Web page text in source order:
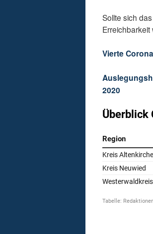
Sollte sich
Vierte
2020